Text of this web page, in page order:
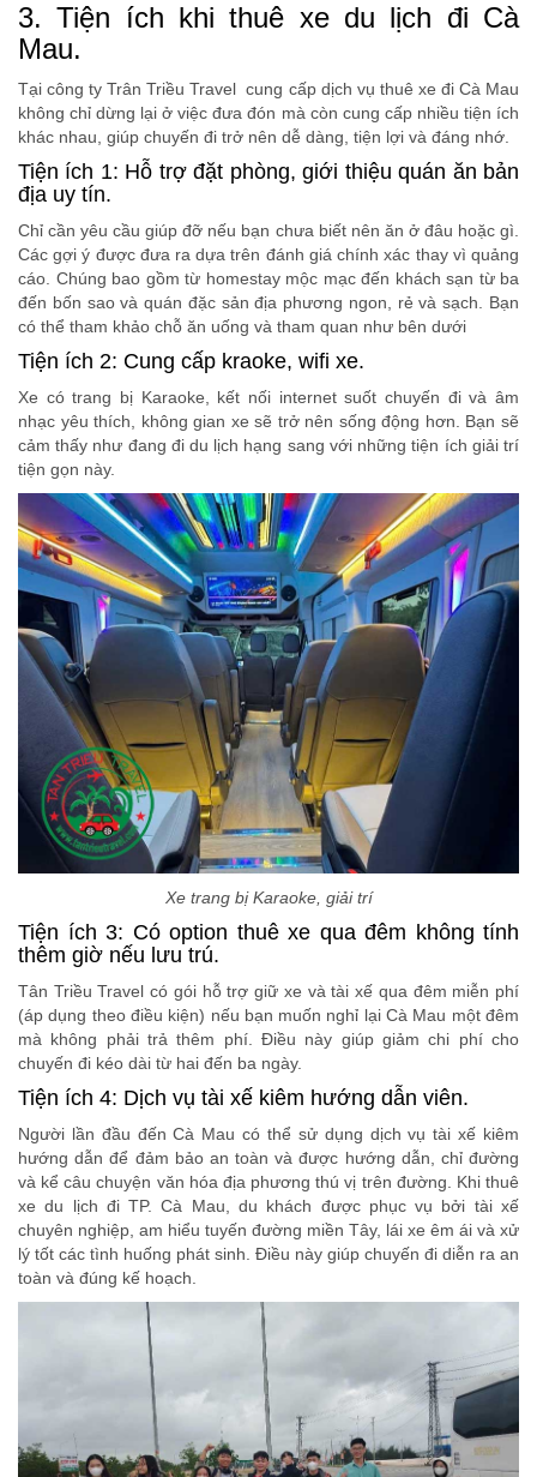
3. Tiện ích khi thuê xe du lịch đi Cà
Mau.
Tại công ty Trân Triều Travel cung cấp dịch vụ thuê xe đi Cà Mau
không chỉ dừng lại ở việc đưa đón mà còn cung cấp nhiều tiện ích
khác nhau, giúp chuyến đi trở nên dễ dàng, tiện lợi và đáng nhớ.
Tiện ích 1: Hỗ trợ đặt phòng, giới thiệu quán ăn bản
địa uy tín.
Chỉ cần yêu cầu giúp đỡ nếu bạn chưa biết nên ăn ở đâu hoặc gì.
Các gợi ý được đưa ra dựa trên đánh giá chính xác thay vì quảng
cáo. Chúng bao gồm từ homestay mộc mạc đến khách sạn từ ba
đến bốn sao và quán đặc sản địa phương ngon, rẻ và sạch. Bạn
có thể tham khảo chỗ ăn uống và tham quan như bên dưới
Tiện ích 2: Cung cấp kraoke, wifi xe.
Xe có trang bị Karaoke, kết nối internet suốt chuyến đi và âm
nhạc yêu thích, không gian xe sẽ trở nên sống động hơn. Bạn sẽ
cảm thấy như đang đi du lịch hạng sang với những tiện ích giải trí
tiện gọn này.
Xe trang bị Karaoke, giải trí
Tiện ích 3: Có option thuê xe qua đêm không tính
thêm giờ nếu lưu trú.
Tân Triều Travel có gói hỗ trợ giữ xe và tài xế qua đêm miễn phí
(áp dụng theo điều kiện) nếu bạn muốn nghỉ lại Cà Mau một đêm
mà không phải trả thêm phí. Điều này giúp giảm chi phí cho
chuyến đi kéo dài từ hai đến ba ngày.
Tiện ích 4: Dịch vụ tài xế kiêm hướng dẫn viên.
Người lần đầu đến Cà Mau có thể sử dụng dịch vụ tài xế kiêm
hướng dẫn để đảm bảo an toàn và được hướng dẫn, chỉ đường
và kể câu chuyện văn hóa địa phương thú vị trên đường. Khi thuê
xe du lịch đi TP. Cà Mau, du khách được phục vụ bởi tài xế
chuyên nghiệp, am hiểu tuyến đường miền Tây, lái xe êm ái và xử
lý tốt các tình huống phát sinh. Điều này giúp chuyến đi diễn ra an
toàn và đúng kế hoạch.